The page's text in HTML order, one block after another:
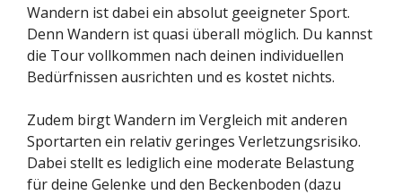
Wandern ist dabei ein absolut geeigneter Sport.
Denn Wandern ist quasi überall möglich. Du kannst
die Tour vollkommen nach deinen individuellen
Bedürfnissen ausrichten und es kostet nichts.
Zudem birgt Wandern im Vergleich mit anderen
Sportarten ein relativ geringes Verletzungsrisiko.
Dabei stellt es lediglich eine moderate Belastung
für deine Gelenke und den Beckenboden (dazu